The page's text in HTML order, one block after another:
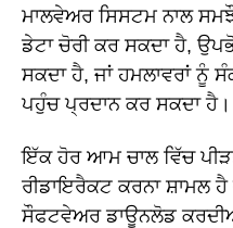
ਮਾਲਵੇਅਰ ਸਿਸਟਮ ਨਾਲ
ਡੇਟਾ ਚੋਰੀ ਕਰ ਸਕਦਾ ਹੈ,
ਸਕਦਾ ਹੈ, ਜਾਂ ਹਮਲਾਵਰਾਂ ਨੂੰ
ਪਹੁੰਚ ਪ੍ਰਦਾਨ ਕਰ ਸਕਦਾ ਹੈ।
ਇੱਕ ਹੋਰ ਆਮ ਚਾਲ ਵਿੱਚ
ਰੀਡਾਇਰੈਕਟ ਕਰਨਾ ਸ਼ਾਮਲ
ਸੌਫਟਵੇਅਰ ਡਾਊਨਲੋਡ